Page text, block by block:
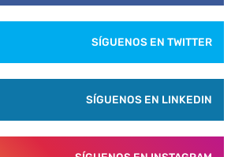
SÍGUENOS EN TWITTER
SÍGUENOS EN LINKEDIN